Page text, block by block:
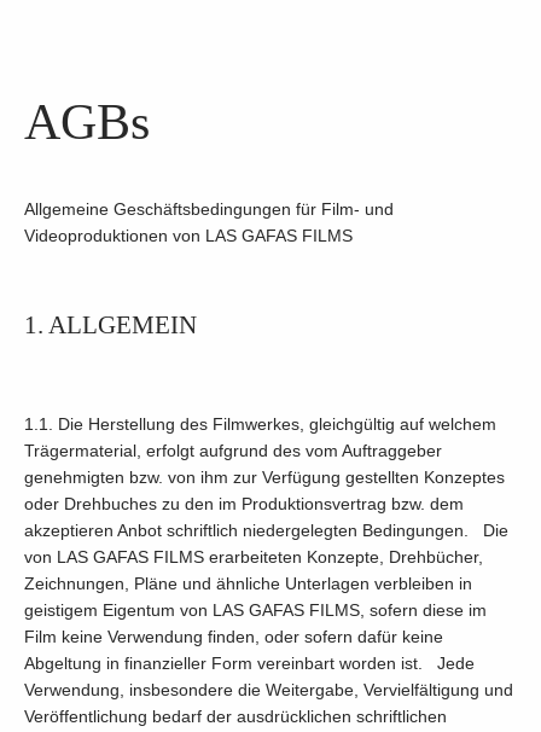
AGBs
Allgemeine Geschäftsbedingungen für Film- und
Videoproduktionen von LAS GAFAS FILMS
1. ALLGEMEIN
1.1. Die Herstellung des Filmwerkes, gleichgültig auf welchem
Trägermaterial, erfolgt aufgrund des vom Auftraggeber
genehmigten bzw. von ihm zur Verfügung gestellten Konzeptes
oder Drehbuches zu den im Produktionsvertrag bzw. dem
akzeptieren Anbot schriftlich niedergelegten Bedingungen. Die
von LAS GAFAS FILMS erarbeiteten Konzepte, Drehbücher,
Zeichnungen, Pläne und ähnliche Unterlagen verbleiben in
geistigem Eigentum von LAS GAFAS FILMS, sofern diese im
Film keine Verwendung finden, oder sofern dafür keine
Abgeltung in finanzieller Form vereinbart worden ist. Jede
Verwendung, insbesondere die Weitergabe, Vervielfältigung und
Veröffentlichung bedarf der ausdrücklichen schriftlichen